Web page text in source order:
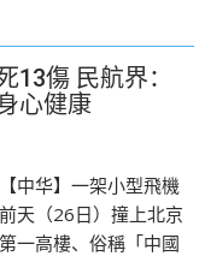
13傷 民航界：
心健康
【中华】一架小型飛機
前天（26日）撞上北京
第一高樓、俗稱「中國